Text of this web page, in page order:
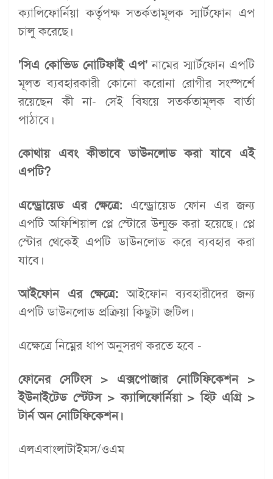
ক্যালিফোর্নিয়া কর্তৃপক্ষ সতর্কতামূলক স্মার্টফোন এপ
চালু করেছে।
'সিএ কোভিড নোটিফাই এপ'নামের স্মার্টফোন এপটি
মূলত ব্যবহারকারী কোনো করোনা রোগীর সংস্পর্শে
রয়েছেন কী না- সেই বিষয়ে সতর্কতামূলক বার্তা
পাঠাবে।
কোথায় এবং কীভাবে ডাউনলোড করা যাবে এই
এপটি?
এন্ড্রোয়েড এর ক্ষেত্রে: এন্ড্রোয়েড ফোন এর জন্য
এপটি অফিশিয়াল প্লে স্টোরে উন্মুক্ত করা হয়েছে। প্লে
স্টোর থেকেই এপটি ডাউনলোড করে ব্যবহার করা
যাবে।
আইফোন এর ক্ষেত্রে:আইফোন ব্যবহারীদের জন্য
এপটি ডাউনলোড প্রক্রিয়া কিছুটা জটিল।
এক্ষেত্রে নিম্নের ধাপ অনুসরণ করতে হবে -
ফোনের সেটিংস > এক্সপোজার নোটিফিকেশন >
ইউনাইটেড স্টেটস > ক্যালিফোর্নিয়া > হিট এগ্রি >
টার্ন অন নোটিফিকেশন।
এলএবাংলাটাইমস/ওএম